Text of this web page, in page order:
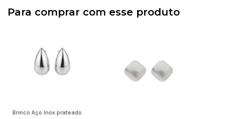
Para comprar com esse produto
Brinco Aço Inox prateado